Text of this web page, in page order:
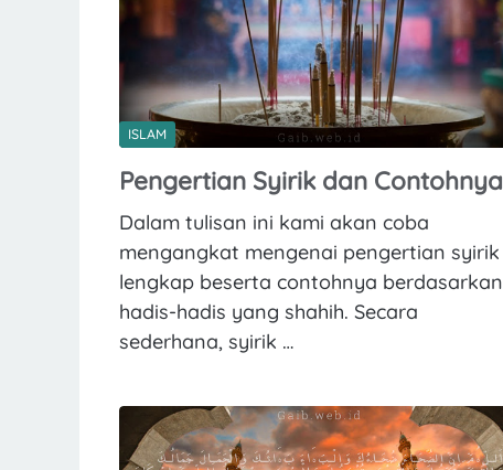
ISLAM
Pengertian Syirik dan Contohnya
Dalam tulisan ini kami akan coba
mengangkat mengenai pengertian syirik
lengkap beserta contohnya berdasarkan
hadis-hadis yang shahih. Secara
sederhana, syirik …